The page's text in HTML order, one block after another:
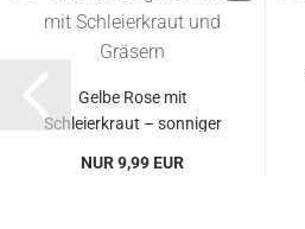
Gelbe Rose mit
Schleierkraut – sonniger
NUR 9,99 EUR